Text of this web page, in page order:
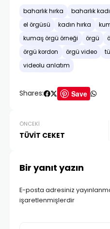
baharlık hırka baharlık
el örgüsü
kadın hırka
kumaş örgü örneği
örgü
örgü kordon
örgü video
videolu anlatım
Shares: Save
ÖNCEKI
TÜVİT CEKET
Bir yanıt yazın
E-posta adresiniz
işaretlenmişlerdir